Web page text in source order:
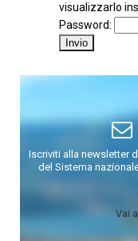
visualizzarlo
Password:
Iscriviti alla newsletter
del Sistema
Vai